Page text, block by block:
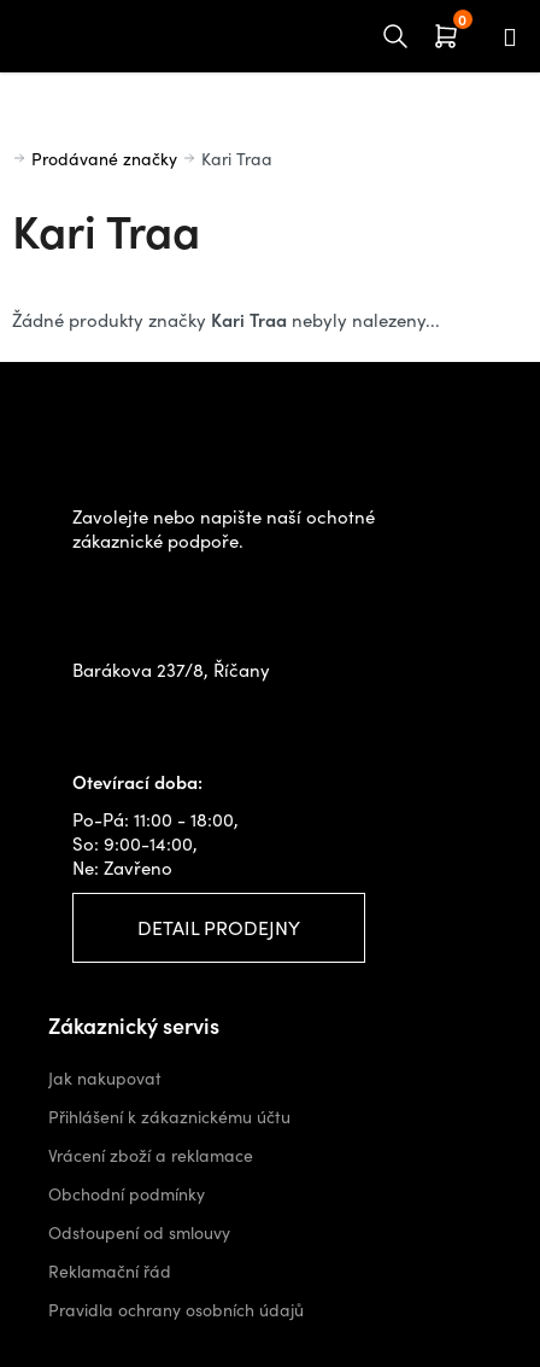
Domů
Prodávané značky Kari Traa
Kari Traa
Žádné produkty značky Kari Traa nebyly nalezeny...
Z
Zavolejte nebo napište naší ochotné
zákaznické podpoře.
Barákova 237/8, Říčany
Otevírací doba:
Po-Pá: 11:00 - 18:00,
So: 9:00-14:00,
Ne: Zavřeno
DETAIL PRODEJNY
Zákaznický servis
Jak nakupovat
Přihlášení k zákaznickému účtu
Vrácení zboží a reklamace
Obchodní podmínky
Odstoupení od smlouvy
Reklamační řád
Pravidla ochrany osobních údajů